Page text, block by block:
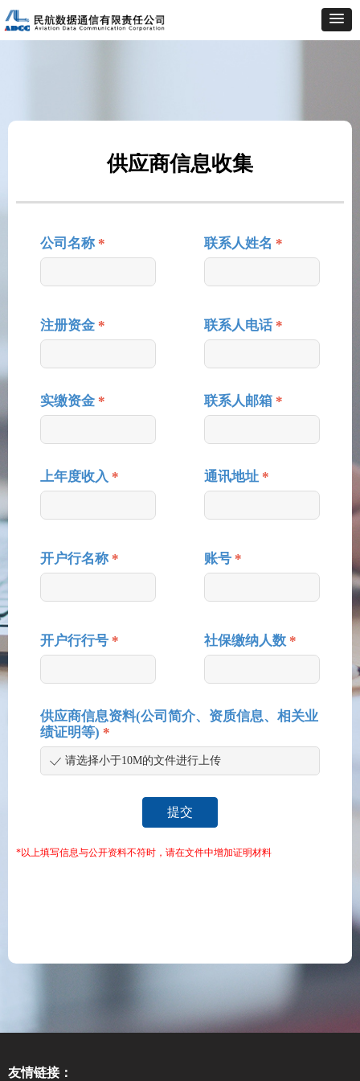
供应商信息收集
公司名称 * 联系人姓名 *
注册资金 *
实缴资金 *
上年度收入 *
联系人电话 *
联系人邮箱 *
通讯地址 *
开户行名称 * 账号 *
开户行行号 * 社保缴纳人数 *
供应商信息资料(公司简介、资质信息、相关业
绩证明等) *
ꀘ 请选择小于10M的文件进行上传
提交
*以上填写信息与公开资料不符时，请在文件中增加证明材料
友情链接：